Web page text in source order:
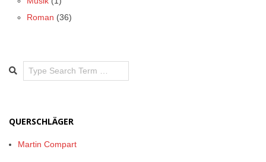
Roman (36)
Search
QUERSCHLÄGER
Martin Compart